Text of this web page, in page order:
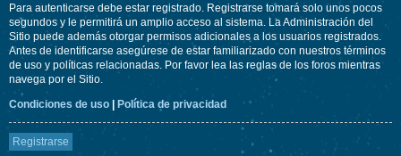
Para autenticarse debe estar registrado. Registrarse tomará solo unos pocos
segundos y le permitirá un amplio acceso al sistema. La Administración del
Sitio puede además otorgar permisos adicionales a los usuarios registrados.
Antes de identificarse asegúrese de estar familiarizado con nuestros términos
de uso y políticas relacionadas. Por favor lea las reglas de los foros mientras
navega por el Sitio.
Condiciones de uso | Política de privacidad
Registrarse